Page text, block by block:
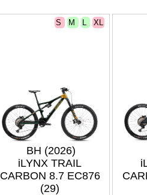
S M L XL
BH (2026)
iLYNX TRAIL
CARBON 8.7 EC876
(29)